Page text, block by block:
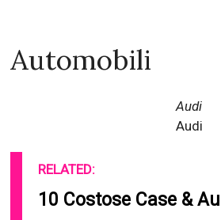
Automobili
Audi
Audi
RELATED:
10 Costose Case &